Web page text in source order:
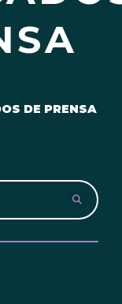
DE PRENSA